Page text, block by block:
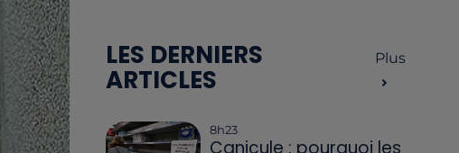
LES DERNIERS
ARTICLES
Plus
8h23
Canicule : pourquoi les